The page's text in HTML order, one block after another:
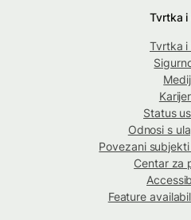
Tvrtka i
Tvrtka i
Status
Odnosi s
Povezani
Centar za
Feature